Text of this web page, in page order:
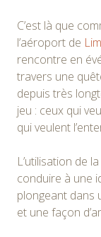
C’est là que
l’aéroport de
rencontre en
travers une
depuis très
jeu : ceux qui
qui veulent
L’utilisation de
conduire à une
plongeant dans
et une façon